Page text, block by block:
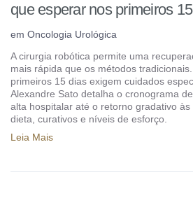
que esperar nos primeiros
em Oncologia Urológica
A cirurgia robótica permite uma
mais rápida que os métodos
primeiros 15 dias exigem cuidados
Alexandre Sato detalha o cronograma
alta hospitalar até o retorno gradativo
dieta, curativos e níveis de esforço.
Leia Mais